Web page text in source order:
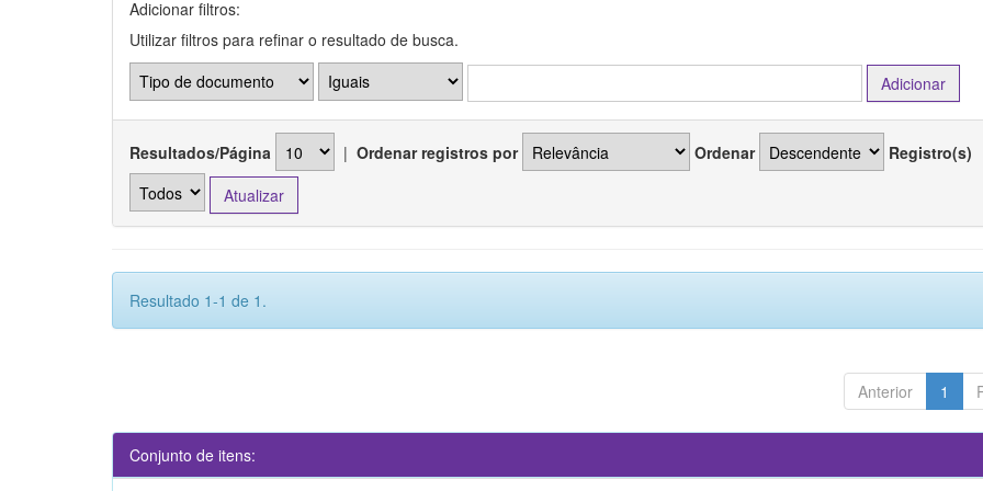
Adicionar filtros:
Utilizar filtros para refinar o resultado de busca.
Resultados/Página | Ordenar registros por Ordenar Registro(s)
Resultado 1-1 de 1.
Anterior 1
Conjunto de itens: